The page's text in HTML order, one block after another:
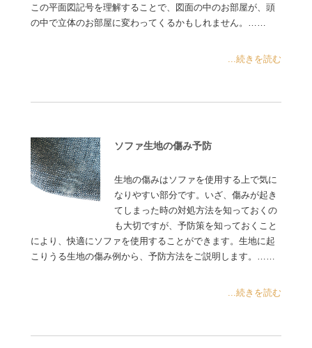
この平面図記号を理解することで、図面の中のお部屋が、頭
の中で立体のお部屋に変わってくるかもしれません。……
...続きを読む
ソファ生地の傷み予防
生地の傷みはソファを使用する上で気に
なりやすい部分です。いざ、傷みが起き
てしまった時の対処方法を知っておくの
も大切ですが、予防策を知っておくこと
により、快適にソファを使用することができます。生地に起
こりうる生地の傷み例から、予防方法をご説明します。……
...続きを読む